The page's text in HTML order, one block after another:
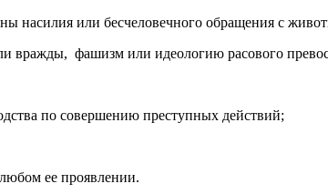
насилия или бесчеловечного обращения с
вражды, фашизм или идеологию расового
по совершению преступных действий;
ее проявлении.